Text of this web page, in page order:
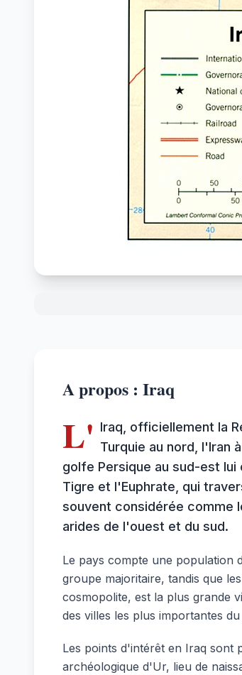
A propos : Iraq
L' Iraq, officiellement la
Turquie au nord, l'Iran
golfe Persique au sud-est
Tigre et l'Euphrate, qui
souvent considérée comme
arides de l'ouest et du sud.
Le pays compte une population
groupe majoritaire, tandis que
cosmopolite, est la plus grande
des villes les plus importantes
Les points d'intérêt en Iraq sont
archéologique d'Ur, lieu de